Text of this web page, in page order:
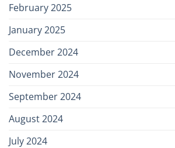
February 2025
January 2025
December 2024
November 2024
September 2024
August 2024
July 2024